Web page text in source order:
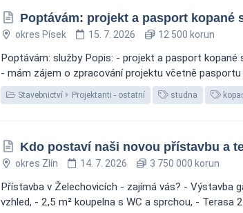
Poptávám: projekt a pasport kopané
okres Písek 15. 7. 2026 12 500 korun
Poptávám: služby Popis: - projekt a pasport
- mám zájem o zpracování projektu včetně
Stavebnictví Projektanti - ostatní studna
Kdo postaví naši novou přístavbu a
okres Zlín 14. 7. 2026 3 750 000 korun
Přístavba v Želechovicích - zajímá vás? - Výstavba
vzhled, - 2,5 m² koupelna s WC a sprchou, -